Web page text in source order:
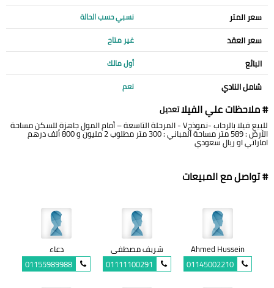
سعر المتر نسبي حسب الحالة
سعر العقد غير متاح
البائع أول مالك
شامل النادي نعم
# ملاحظات علي الفيلاتعديل
للبيع فيلا بالرحاب -نموذجV - المرحلة التاسعة – أمام المول جاهزة للسكن مساحة
الأرض : 589 متر مساحة المباني : 300 متر مطلوب 2 مليون و 800 ألف درهم
اماراتي او ريال سعودي
# تواصل مع المبيعات
Ahmed Hussein
01145002210
شريف مصطفى
01111100291
دعاء
01155989988